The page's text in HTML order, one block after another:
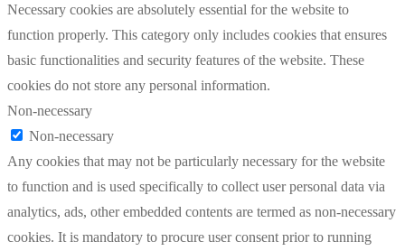
Necessary cookies are absolutely essential for the website to
function properly. This category only includes cookies that ensures
basic functionalities and security features of the website. These
cookies do not store any personal information.
Non-necessary
Non-necessary
Any cookies that may not be particularly necessary for the website
to function and is used specifically to collect user personal data via
analytics, ads, other embedded contents are termed as non-necessary
cookies. It is mandatory to procure user consent prior to running